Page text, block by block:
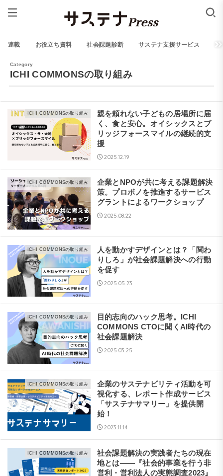
連載 お役立ち資料 社会課題診断 サステナ支援サービス
ICHI COMMONSの取り組み
ICHI COMMONSの取り組み
親を頼れない子どもの居場所に届
く、食と安心。オイシックスとブ
リッジフォースマイルの継続的支
援
2025.12.19
ICHI COMMONSの取り組み
企業とNPOが共に考える課題解決
策。プロボノを推進するサービス
グラントによるワークショップ
2025.08.22
ICHI COMMONSの取り組み
人を動かすデザインとは？「関わ
りしろ」が社会課題解決への行動
を促す
2025.05.23
ICHI COMMONSの取り組み
目的志向のハック思考。ICHI
COMMONS CTOに聞くAI時代の
社会課題解決
2025.03.25
ICHI COMMONSの取り組み
企業のサステナビリティ活動を可
視化する、レポート作成サービス
「サステナサマリー」を提供開
始！
2023.11.14
ICHI COMMONSの取り組み
社会課題解決の実践者たちの現在
地とは——『社会的事業を行う非
営利・営利法人の実態調査2023』